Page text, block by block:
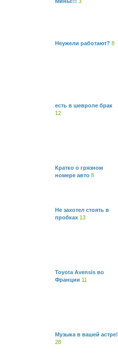
Неужели работают? 8
есть в шевроле брак
12
Кратко о грязном
номере авто 8
Не захотел стоять в
пробках 13
Toyota Avensis во
Франции 11
Музыка в вашей астре!
28